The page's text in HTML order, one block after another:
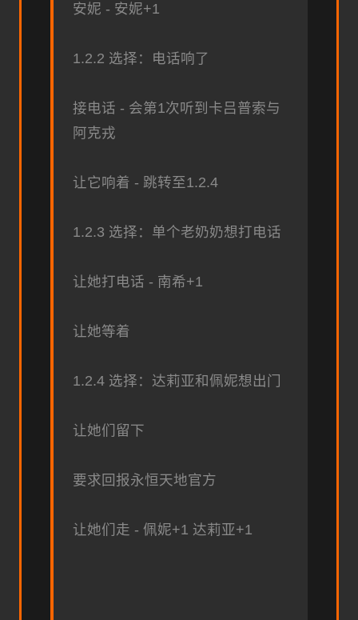
安妮 - 安妮+1
1.2.2 选择：电话响了
接电话 - 会第1次听到卡吕普索与
阿克戎
让它响着 - 跳转至1.2.4
1.2.3 选择：单个老奶奶想打电话
让她打电话 - 南希+1
让她等着
1.2.4 选择：达莉亚和佩妮想出门
让她们留下
要求回报永恒天地官方
让她们走 - 佩妮+1 达莉亚+1